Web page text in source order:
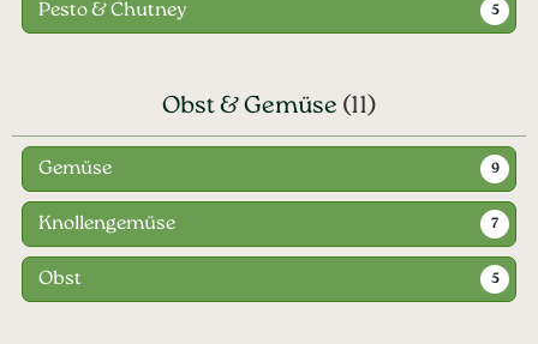
Pesto & Chutney 5
Obst & Gemüse (11)
Gemüse 9
Knollengemüse 7
Obst 5